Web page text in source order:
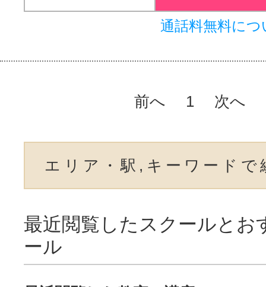
通話料無料につ
前へ 1 次へ
エリア・駅,キーワードで
最近閲覧したスクールとお
ール